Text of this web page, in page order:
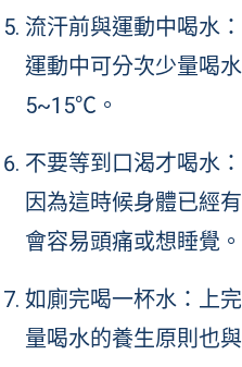
流汗前與運動中喝水
運動中可分次少量喝
5~15℃。
不要等到口渴才喝水
因為這時候身體已經
會容易頭痛或想睡覺。
如廁完喝一杯水：上
量喝水的養生原則也